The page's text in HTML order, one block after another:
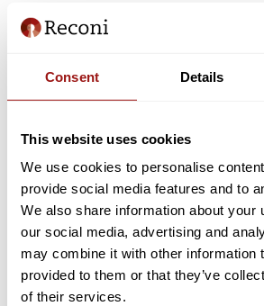
Consent Details
This website uses cookies
We use cookies to personalise
provide social media features and to
We also share information about your
our social media, advertising and
may combine it with other information
provided to them or that they’ve
of their services.
eHerkenning is een persoonsgebonden
het middel mag inloggen.
Stap 7: Selecteer uw gewenste
Machtigingen voor alle diensten van alle
gekozen):
Met deze machtiging kunt u overal inloggen
wordt gevraagd. Ook voor toekomstige
eHerkenning aansluiten wordt u automatisch